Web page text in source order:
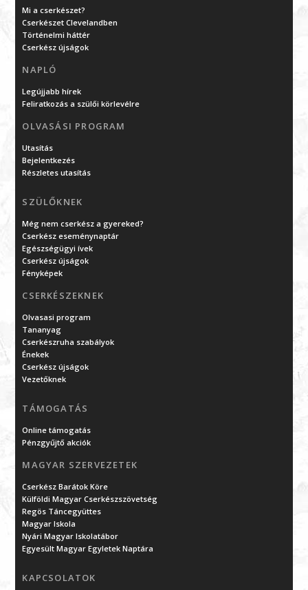
Mi a cserkészet?
Cserkészet Clevelandben
Történelmi háttér
Cserkész újságok
NAPLÓ
Legújjabb hírek
Feliratkozás a szülői körlevélre
OLVASÁSI PROGRAM
Utasítás
Bejelentkezés
Részletes utasítás
SZÜLŐKNEK
Még nem cserkész a gyereked?
Cserkész eseménynaptár
Egészségügyi ívek
Cserkész újságok
Fényképek
CSERKÉSZEKNEK
Olvasasi program
Tananyag
Cserkészruha szabályok
Énekek
Cserkész újságok
Vezetőknek
TÁMOGATÁS
Online támogatás
Pénzgyűjtő akciók
MAGYAR SZERVEZETEK
Cserkész Barátok Köre
Külföldi Magyar Cserkészszövetség
Regös Táncegyüttes
Magyar Iskola
Nyári Magyar Iskolatábor
Egyesült Magyar Egyletek Naptára
KAPCSOLATOK